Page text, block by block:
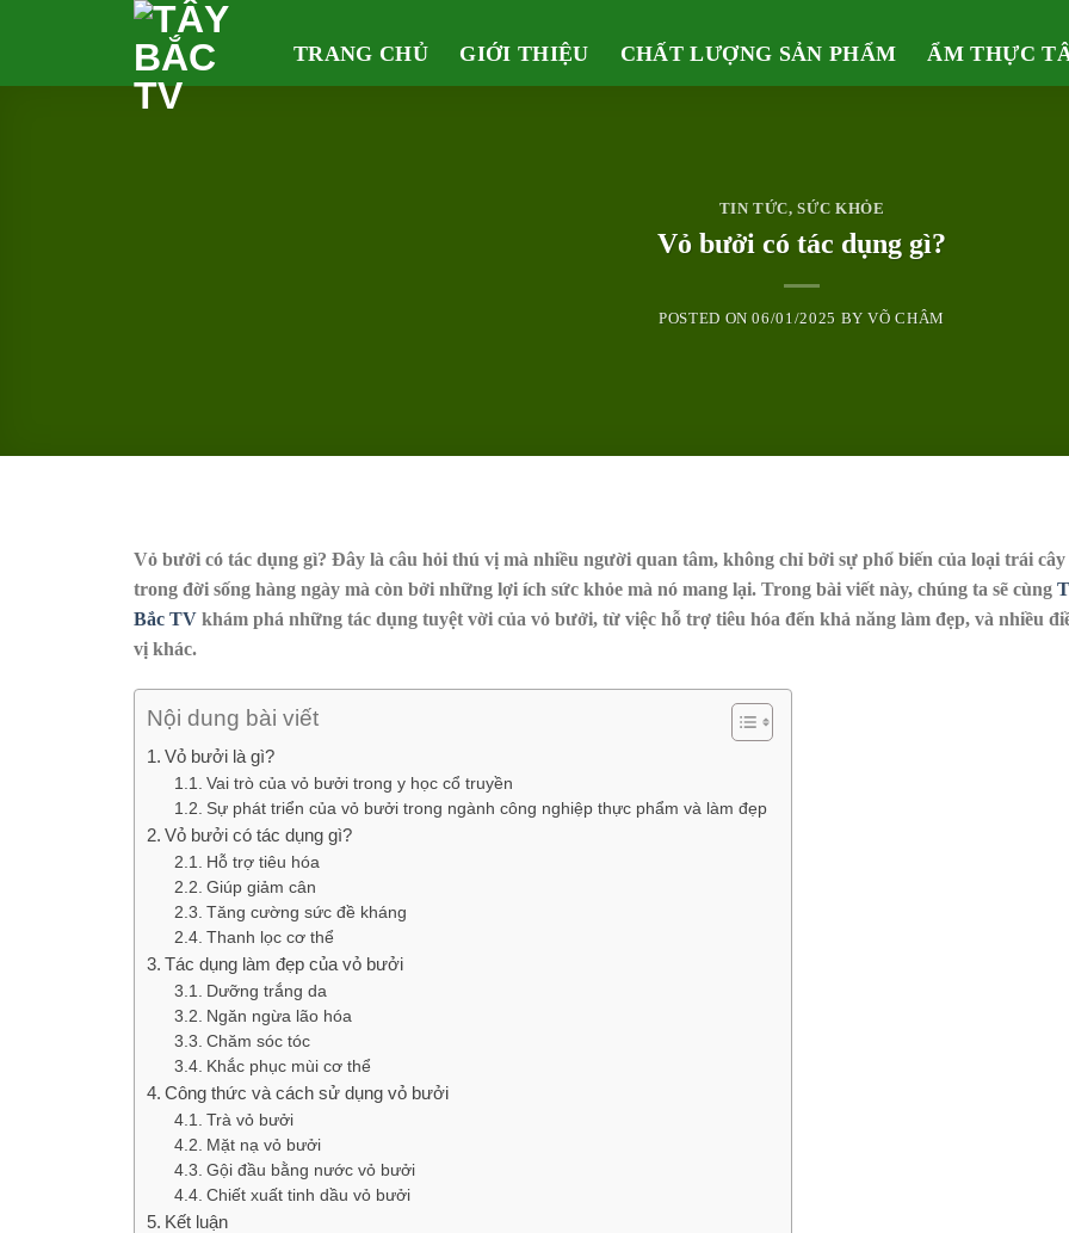
TRANG CHỦ GIỚI THIỆU CHẤT LƯỢNG SẢN PHẨM ẨM THỰC
TIN TỨC,SỨC KHỎE
Vỏ bưởi có tác dụng gì?
POSTED ON06/01/2025 BYVÕ CHÂM
Vỏ bưởi có tác dụng gì? Đây là câu hỏi thú vị mà nhiều người quan tâm, không chỉ bởi sự phổ biến của loại trái cây
trong đời sống hàng ngày mà còn bởi những lợi ích sức khỏe mà nó mang lại. Trong bài viết này, chúng ta sẽ cùng
Bắc TV khám phá những tác dụng tuyệt vời của vỏ bưởi, từ việc hỗ trợ tiêu hóa đến khả năng làm đẹp, và nhiều
vị khác.
Nội dung bài viết
Vỏ bưởi là gì?
Vai trò của vỏ bưởi trong y học cổ truyền
Sự phát triển của vỏ bưởi trong ngành công nghiệp thực phẩm và làm đẹp
Vỏ bưởi có tác dụng gì?
Hỗ trợ tiêu hóa
Giúp giảm cân
Tăng cường sức đề kháng
Thanh lọc cơ thể
Tác dụng làm đẹp của vỏ bưởi
Dưỡng trắng da
Ngăn ngừa lão hóa
Chăm sóc tóc
Khắc phục mùi cơ thể
Công thức và cách sử dụng vỏ bưởi
Trà vỏ bưởi
Mặt nạ vỏ bưởi
Gội đầu bằng nước vỏ bưởi
Chiết xuất tinh dầu vỏ bưởi
Kết luận